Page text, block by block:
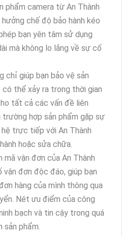
phẩm camera từ An Thành
chế độ bảo hành kéo
bạn yên tâm sử dụng
mà không lo lắng về sự cố
chỉ giúp bạn bảo vệ sản
thể xảy ra trong thời gian
tất cả các vấn đề liên
trường hợp sản phẩm gặp sự
trực tiếp với An Thành
hoặc sửa chữa.
vận đơn của An Thành
đơn độc đáo, giúp bạn
hàng của mình thông qua
Nét ưu điểm của công
bạch và tin cậy trong quá
sản phẩm.